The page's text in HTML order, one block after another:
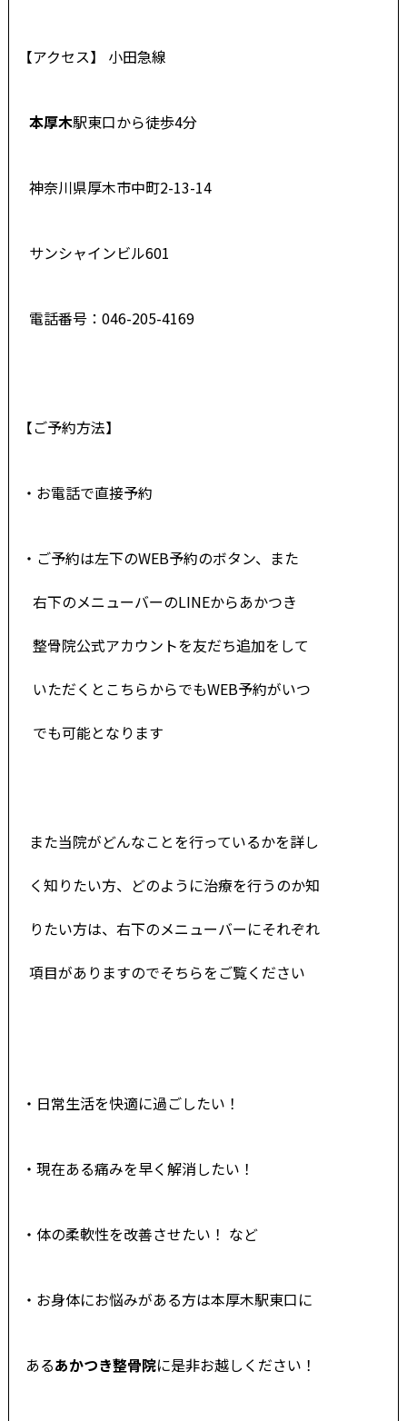
【アクセス】 小田急線
本厚木駅東口から徒歩4分
神奈川県厚木市中町2-13-14
サンシャインビル601
電話番号：046-205-4169
【ご予約方法】
・お電話で直接予約
・ ご予約は左下のWEB予約のボタン、また
右下のメニューバーのLINEからあかつき
整骨院公式アカウントを友だち追加をして
いただくとこちらからでもWEB予約がいつ
でも可能となります
また当院がどんなことを行っているかを詳し
く知りたい方、どのように治療を行うのか知
りたい方は、右下のメニューバーにそれぞれ
項目がありますのでそちらをご覧ください
・日常生活を快適に過ごしたい！
・現在ある痛みを早く解消したい！
・体の柔軟性を改善させたい！ など
・お身体にお悩みがある方は本厚木駅東口に
あるあかつき整骨院に是非お越しください！